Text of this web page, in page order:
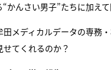
かんさい男子”たちに加え
メディカルデータの専務
てくれるのか？